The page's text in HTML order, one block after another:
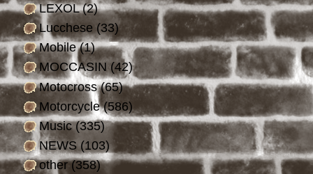
LEXOL(2)
Lucchese (33)
Mobile(1)
MOCCASIN (42)
Motocross(65)
Motorcycle(586)
Music(335)
NEWS(103)
other(358)